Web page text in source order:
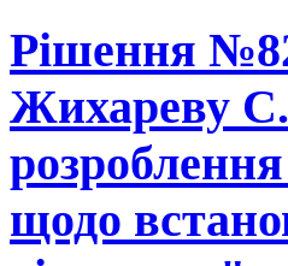
Рішення
Жихареву
розроблення
щодо